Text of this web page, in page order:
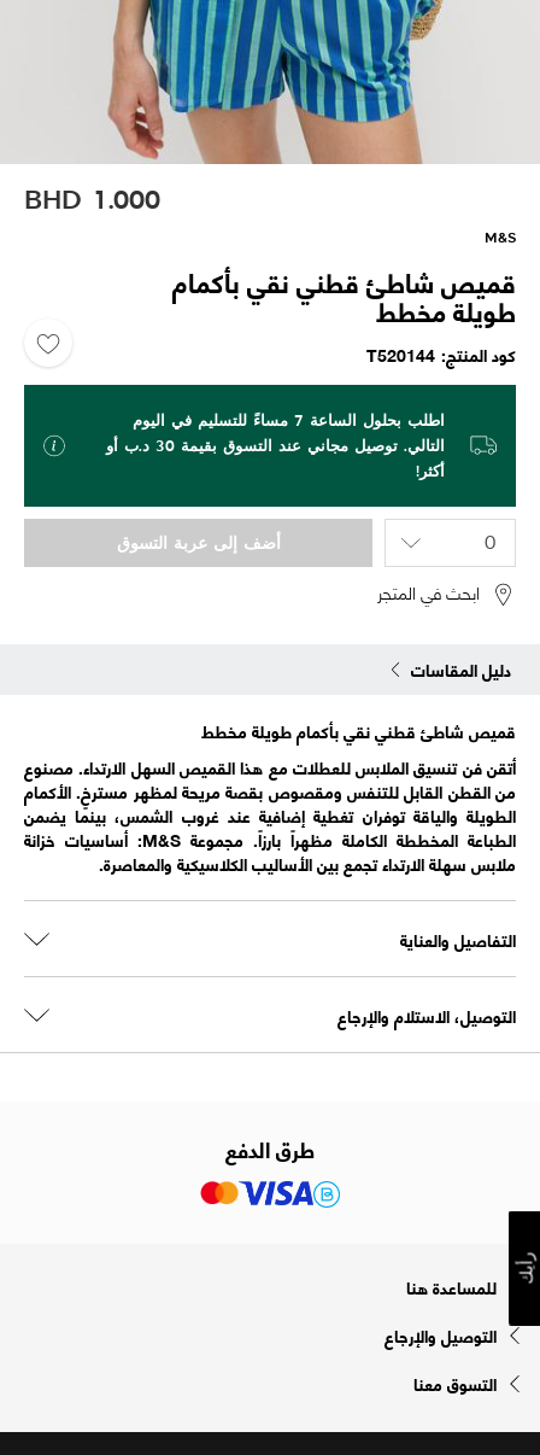
BHD 1.000
M&S
قميص شاطئ قطني نقي بأكمام
طويلة مخطط
كود المنتج T520144
اطلب بحلول الساعة 7 مساءً للتسليم في اليوم
التالي. توصيل مجاني عند التسوق بقيمة 30 د.ب أو
أكثر!
أضف إلى عربة التسوق
ابحث في المتجر
دليل المقاسات
قميص شاطئ قطني نقي بأكمام طويلة مخطط
أتقن فن تنسيق الملابس للعطلات مع هذا القميص السهل الارتداء. مصنوع
من القطن القابل للتنفس ومقصوص بقصة مريحة لمظهر مسترخٍ. الأكمام
الطويلة والياقة توفران تغطية إضافية عند غروب الشمس، بينما يضمن
الطباعة المخططة الكاملة مظهراً بارزاً. مجموعة M&S: أساسيات خزانة
ملابس سهلة الارتداء تجمع بين الأساليب الكلاسيكية والمعاصرة.
التفاصيل والعناية
التوصيل، الاستلام والإرجاع
طرق الدفع
للمساعدة هنا
التوصيل والإرجاع
التسوق معنا
رأيك